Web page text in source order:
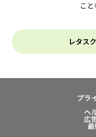
こと
レタス
プラ
ヘ
広